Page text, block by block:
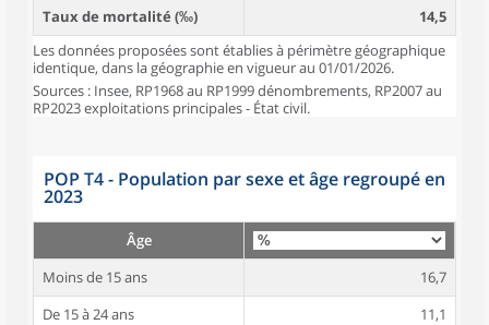
Taux de mortalité (‰)
14,5
Les données proposées sont établies à périmètre géographique
identique, dans la géographie en vigueur au 01/01/2026.
Sources : Insee, RP1968 au RP1999 dénombrements, RP2007 au
RP2023 exploitations principales - État civil.
POP T4 - Population par sexe et âge regroupé en
2023
Âge
Moins de 15 ans
16,7
De 15 à 24 ans
11,1